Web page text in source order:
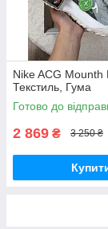
Nike ACG Mounth
Текстиль, Гума
Готово до
2 869 ₴ 3 250 ₴